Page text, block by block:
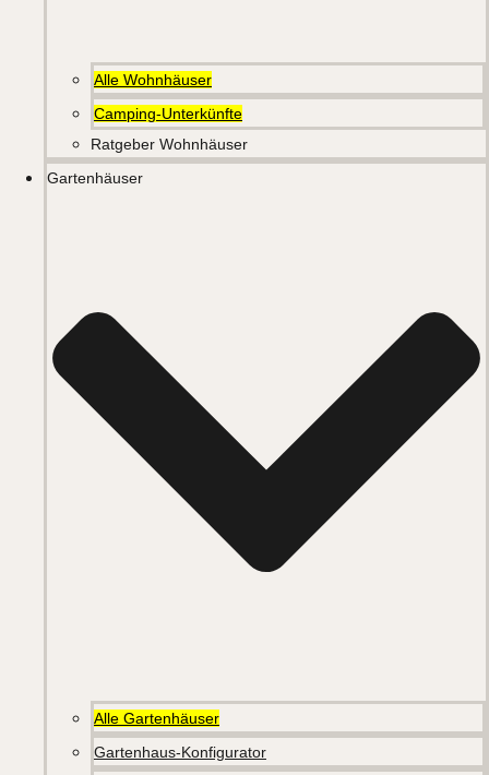
Alle Wohnhäuser
Camping-Unterkünfte
Ratgeber Wohnhäuser
Gartenhäuser
Alle Gartenhäuser
Gartenhaus-Konfigurator